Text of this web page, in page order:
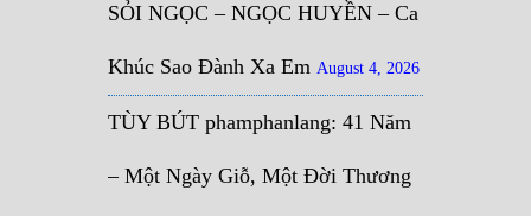
SỎI NGỌC – NGỌC HUYỀN – Ca
Khúc Sao Đành Xa Em August 4, 2026
TÙY BÚT phamphanlang: 41 Năm
– Một Ngày Giỗ, Một Đời Thương